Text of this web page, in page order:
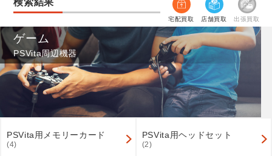
検索結果
宅配買取 店舗買取 出張買取
ゲーム
PSVita周辺機器
PSVita用メモリーカード
(4)
PSVita用ヘッドセット
(2)